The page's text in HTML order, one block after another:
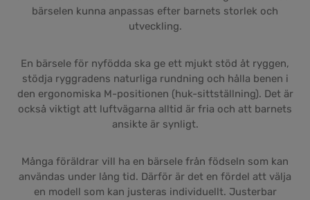
bärselen kunna anpassas efter barnets storlek och
utveckling.
En bärsele för nyfödda ska ge ett mjukt stöd åt ryggen,
stödja ryggradens naturliga rundning och hålla benen i
den ergonomiska M-positionen (huk-sittställning). Det är
också viktigt att luftvägarna alltid är fria och att barnets
ansikte är synligt.
Många föräldrar vill ha en bärsele från födseln som kan
användas under lång tid. Därför är det en fördel att välja
en modell som kan justeras individuellt. Justerbar